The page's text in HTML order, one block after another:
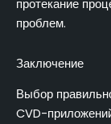
протекание
проблем.
Заключение
Выбор
CVD-